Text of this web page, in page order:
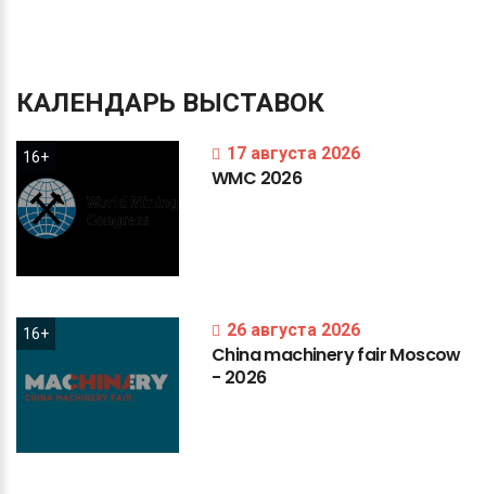
КАЛЕНДАРЬ ВЫСТАВОК
16+ 17 августа 2026
WMC 2026
16+ 26 августа 2026
ChinamachineryfairMoscow
- 2026